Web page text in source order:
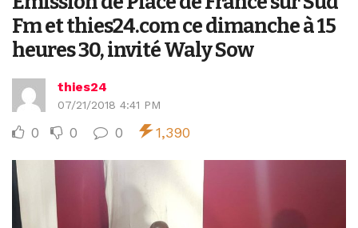
Fm et thies24.com ce dimanche à 15
heures 30, invité Waly Sow
thies24
07/21/2018 4:41 PM
0 0 0 1,390